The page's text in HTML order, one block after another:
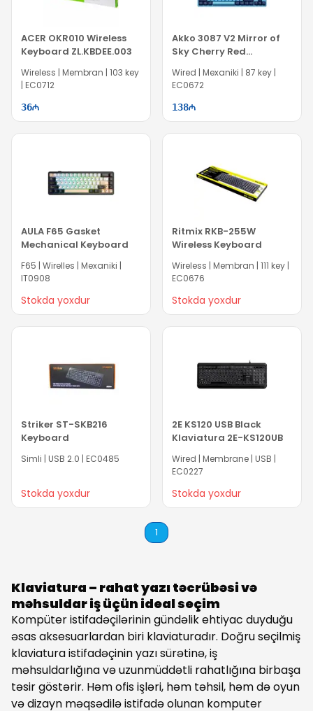
ACER OKR010 Wireless
Keyboard ZL.KBDEE.003
Wireless | Membran | 103 key
| EC0712
36
Akko 3087 V2 Mirror of
Sky Cherry Red
Keyboard
Wired | Mexaniki | 87 key |
EC0672
138
AULA F65 Gasket
Mechanical Keyboard
F65 | Wirelles | Mexaniki |
IT0908
Stokda yoxdur
Ritmix RKB-255W
Wireless Keyboard
Wireless | Membran | 111 key |
EC0676
Stokda yoxdur
Striker ST-SKB216
Keyboard
Simli | USB 2.0 | EC0485
Stokda yoxdur
2E KS120 USB Black
Klaviatura 2E-KS120UB
Wired | Membrane | USB |
EC0227
Stokda yoxdur
1
Klaviatura – rahat yazı təcrübəsi və
məhsuldar iş üçün ideal seçim
Kompüter istifadəçilərinin gündəlik ehtiyac duyduğu
əsas aksesuarlardan biri klaviaturadır. Doğru seçilmiş
klaviatura istifadəçinin yazı sürətinə, iş
məhsuldarlığına və uzunmüddətli rahatlığına birbaşa
təsir göstərir. Həm ofis işləri, həm təhsil, həm də oyun
və dizayn məqsədilə istifadə olunan komputer